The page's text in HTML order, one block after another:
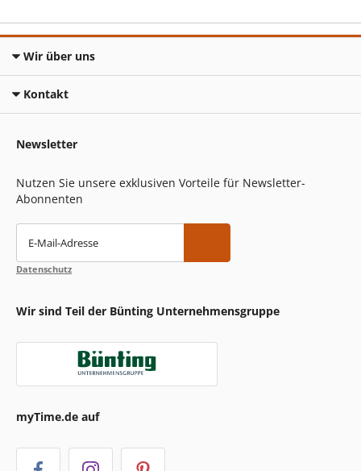
Wir über uns
Kontakt
Newsletter
Nutzen Sie unsere exklusiven Vorteile für Newsletter-
Abonnenten
E-Mail-Adresse
Datenschutz
Wir sind Teil der Bünting Unternehmensgruppe
myTime.de auf